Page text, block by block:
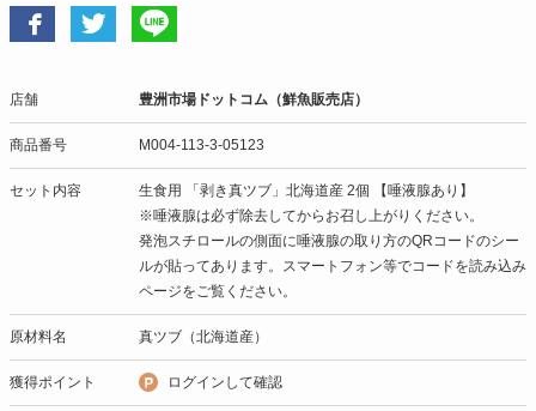
店舗 豊洲市場ドットコム（鮮魚販売店）
商品番号 M004-113-3-05123
セット内容
生食用 「剥き真ツブ」北海道産 2個 【唾液腺あり】
※唾液腺は必ず除去してからお召し上がりください。
発泡スチロールの側面に唾液腺の取り方のQRコードのシー
ルが貼ってあります。スマートフォン等でコードを読み込み
ページをご覧ください。
原材料名 真ツブ（北海道産）
獲得ポイント ログインして確認